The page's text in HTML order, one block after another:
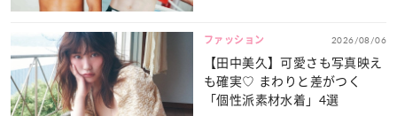
ファッション 2026/08/06
【田中美久】可愛さも写真映え
も確実♡ まわりと差がつく
「個性派素材水着」4選